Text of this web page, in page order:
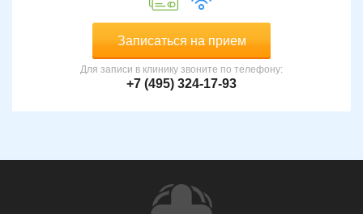
Записаться на прием
Для записи в клинику звоните по телефону:
+7 (495) 324-17-93